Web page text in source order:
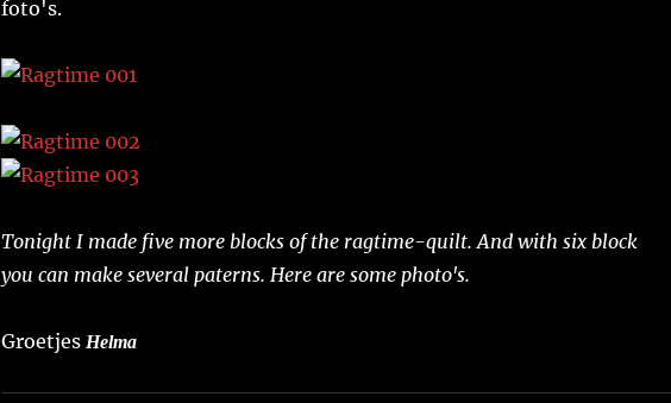
foto's.
Tonight I made five more blocks of the ragtime-quilt. And with six block
you can make several paterns. Here are some photo's.
Groetjes Helma